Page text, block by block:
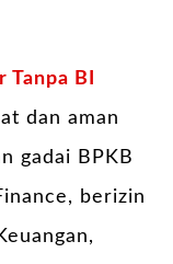
BI
dan aman
gadai BPKB
berizin